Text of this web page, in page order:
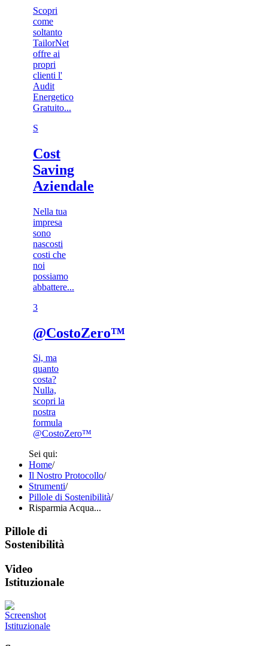
Vediamo il cliente come un meccanismo complesso e delicato
Ecco perchè, dalla nostra esperienza, abbiamo tratto vantaggio
specializzandoci in una vasta gamma di prodotti e servizi.
Scoprili adesso
Maggiori Informazioni...
Scopri
come
soltanto
TailorNet
offre ai
propri
clienti l'
Audit
Energetico
Gratuito...
S
Cost
Saving
Aziendale
Nella tua
impresa
sono
nascosti
costi che
noi
possiamo
abbattere...
3​
@CostoZero™
Si, ma
quanto
costa?
Nulla,
scopri la
nostra
formula
@CostoZero™
Sei qui:
Home/
Il Nostro Protocollo/
Strumenti/
Pillole di Sostenibilità/
Risparmia Acqua...
Pillole di
Sostenibilità
Video
Istituzionale